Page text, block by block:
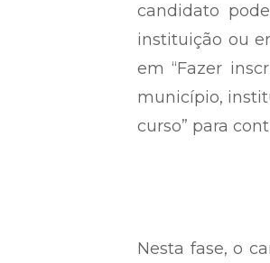
candidato
instituição ou
em “Fazer
município,
curso” para
Nesta fase, o